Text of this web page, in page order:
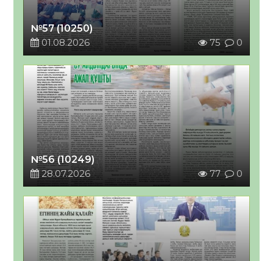
№57 (10250)
01.08.2026
75 0
№56 (10249)
28.07.2026
77 0